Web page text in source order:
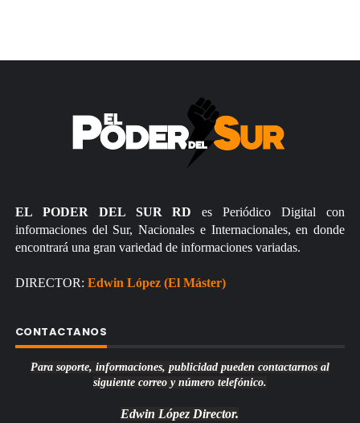
EL PODER DEL SUR RD es Periódico Digital con
informaciones del Sur, Nacionales e Internacionales, en donde
encontrará una gran variedad de informaciones variadas.
DIRECTOR: Edwin López (El Máster)
CONTACTANOS
Para soporte, informaciones, publicidad pueden contactarnos al
siguiente correo y número telefónico.
Edwin López Director.